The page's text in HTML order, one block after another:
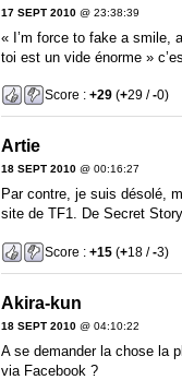
17 SEPT 2010@ 23:38:39
« I’m force to fake a smile,
toi est un vide énorme »
Score : +29(+29 /-0)
Artie
18 SEPT 2010@ 00:16:27
Par contre, je suis désolé,
site de TF1. De Secret
Score : +15(+18 /-3)
Akira-kun
18 SEPT 2010@ 04:10:22
A se demander la chose la
via Facebook ?